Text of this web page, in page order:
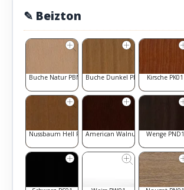
✎ Beizton
Buche Natur PBN1 Buche Dunkel PBD1 Kirsche PK01
Nussbaum Hell PNH1American Walnut PAW1Wenge PND1